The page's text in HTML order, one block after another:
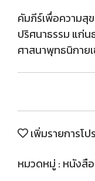
คัมภีร์เพื่อความสุ
ปริศนาธรรม แก่
ศาสนาพุทธนิกาย
เพิ่มรายการโป
หมวดหมู่ : หนังสื